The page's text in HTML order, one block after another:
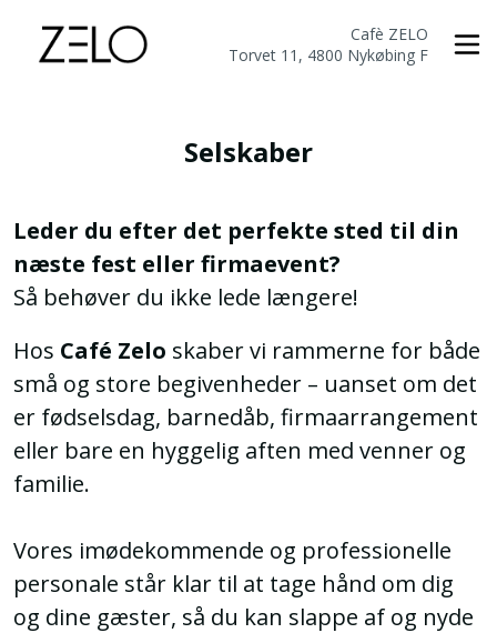
Cafè ZELO
Torvet 11, 4800 Nykøbing F
Selskaber
Leder du efter det perfekte sted til din
næste fest eller firmaevent?
Så behøver du ikke lede længere!
Hos Café Zelo skaber vi rammerne for både
små og store begivenheder – uanset om det
er fødselsdag, barnedåb, firmaarrangement
eller bare en hyggelig aften med venner og
familie.
Vores imødekommende og professionelle
personale står klar til at tage hånd om dig
og dine gæster, så du kan slappe af og nyde